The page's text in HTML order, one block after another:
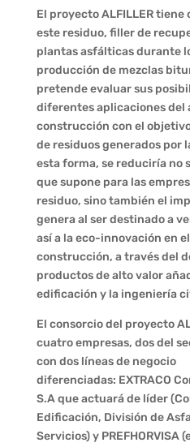
El proyecto ALFILLER
este residuo, filler de
plantas asfálticas durante
producción de mezclas
pretende evaluar sus
diferentes aplicaciones del
construcción con el
de residuos generados por
esta forma, se reduciría no
que supone para las
residuo, sino también el
genera al ser destinado a
así a la eco-innovación en
construcción, a través del
productos de alto valor
edificación y la ingeniería
El consorcio del proyecto
cuatro empresas, dos del
con dos líneas de negocio
diferenciadas: EXTRACO
S.A que actuará de líder
Edificación, División de
Servicios) y PREFHORVISA